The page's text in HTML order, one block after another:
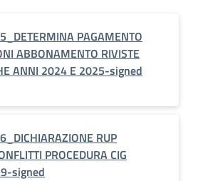
PAGAMENTO
ABBONAMENTO RIVISTE
ANNI 2024 E 2025-signed
RUP
PROCEDURA CIG
signed